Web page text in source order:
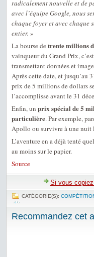
radicalement nouvelle et de
avec l’équipe Google, nous
chaque foyer et avec chaque
entier. »
La bourse de trente millions
vainqueur du Grand Prix,
transmettant données et
Après cette date, et jusqu’au
prix de 5 millions de dollars
l’accomplisse avant le 31
Enfin, un prix spécial de 5
particulière. Par exemple,
Apollo ou survivre à une nuit
L’aventure en a déjà tenté
au moins sur le papier.
Source
Si vous
CATÉGORIE(S):
Recommandez cet